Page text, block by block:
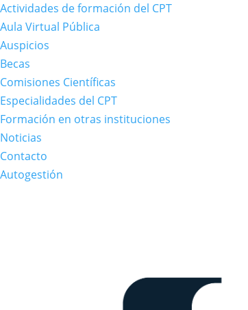
Actividades de formación del CPT
Aula Virtual Pública
Auspicios
Becas
Comisiones Científicas
Especialidades del CPT
Formación en otras instituciones
Noticias
Contacto
Autogestión